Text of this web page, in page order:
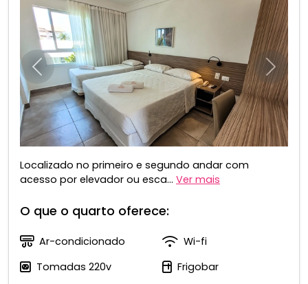
Anterior
Localizado no primeiro e segundo andar com
acesso por elevador ou esca... Ver mais
O que o quarto oferece:
Ar-condicionado
Wi-fi
Tomadas 220v
Frigobar